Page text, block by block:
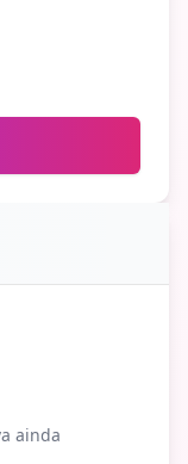
ainda